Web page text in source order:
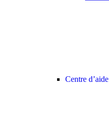
Centre d’aide